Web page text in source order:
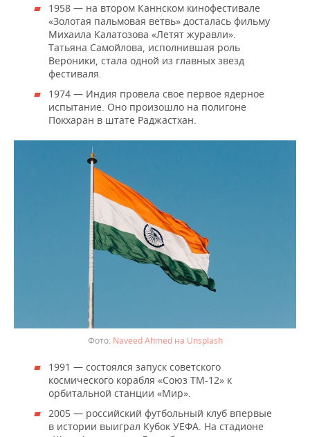
1958 — на втором Каннском кинофестивале
«Золотая пальмовая ветвь» досталась фильму
Михаила Калатозова «Летят журавли».
Татьяна Самойлова, исполнившая роль
Вероники, стала одной из главных звезд
фестиваля.
1974 — Индия провела свое первое ядерное
испытание. Оно произошло на полигоне
Покхаран в штате Раджастхан.
Naveed Ahmed на Unsplash
1991 — состоялся запуск советского
космического корабля «Союз ТМ-12» к
орбитальной станции «Мир».
2005 — российский футбольный клуб впервые
в истории выиграл Кубок УЕФА. На стадионе